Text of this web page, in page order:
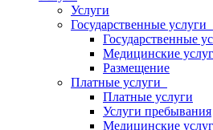
Услуги
Государственные услуги
Государственные
Медицинские
Размещение
Платные услуги
Платные услуги
Услуги пребывания
Медицинские